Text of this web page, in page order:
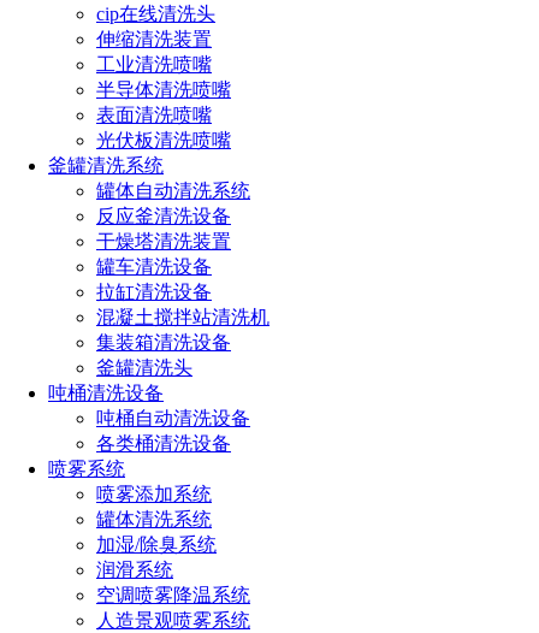
cip在线清洗头
伸缩清洗装置
工业清洗喷嘴
半导体清洗喷嘴
表面清洗喷嘴
光伏板清洗喷嘴
釜罐清洗系统
罐体自动清洗系统
反应釜清洗设备
干燥塔清洗装置
罐车清洗设备
拉缸清洗设备
混凝土搅拌站清洗机
集装箱清洗设备
釜罐清洗头
吨桶清洗设备
吨桶自动清洗设备
各类桶清洗设备
喷雾系统
喷雾添加系统
罐体清洗系统
加湿/除臭系统
润滑系统
空调喷雾降温系统
人造景观喷雾系统
二、超声波雾化喷头在粉尘灰尘控制方面的应用
1. 工业领域：在矿山、冶金、化工等工业生产过程中，会
产生大量的粉尘和灰尘。超声波雾化喷头可以安装在生产线或
设备上，通过喷洒水雾或化学抑尘剂，有效抑制粉尘和灰尘的
扩散，改善工作环境，降低职业病风险。
2. 建筑工地：建筑工地在施工过程中会产生大量的扬尘，
严重影响周边环境和居民生活。超声波雾化喷头可以安装在工
地围挡、塔吊等位置，通过喷洒水雾降低扬尘污染，保护周边
3. 交通运输：在公路、铁路等交通运输领域，车辆行驶过
程中会产生扬尘。超声波雾化喷头可以安装在道路两侧或车辆
上，通过喷洒水雾控制扬尘，提高交通安全性和舒适度。
三、超声波雾化喷头的优势
1. 高效抑尘：超声波雾化喷头能够产生大量微小颗粒，与
粉尘和灰尘颗粒发生高效碰撞和吸附，从而实现快速抑尘。
2. 节能环保：相较于传统的喷水降尘方式，超声波雾化喷
头能够更精细地控制水雾颗粒的大小和分布，节省水资源并降
低能耗。
3. 易于维护：超声波雾化喷头的结构简单，维护方便，能